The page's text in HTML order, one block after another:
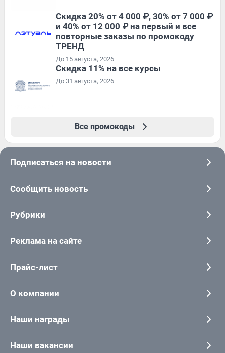
Скидка 20% от 4 000 ₽, 30% от 7 000 ₽
и 40% от 12 000 ₽ на первый и все
повторные заказы по промокоду
ТРЕНД
До 15 августа, 2026
Скидка 11% на все курсы
До 31 августа, 2026
Все промокоды
Подписаться на новости
Сообщить новость
Рубрики
Реклама на сайте
Прайс-лист
О компании
Наши награды
Наши вакансии